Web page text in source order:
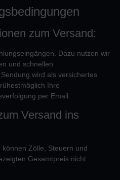
zum Versand:
Dazu nutzen wir
und schnellen
wird als versichertes
Ihre
per Email.
Versand ins
Zölle, Steuern und
Gesamtpreis nicht